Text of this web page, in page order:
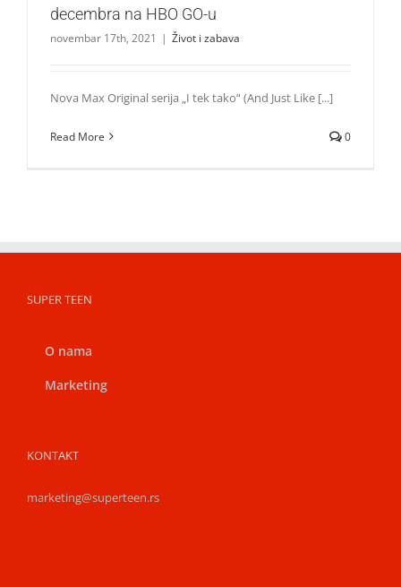
decembra na HBO GO-u
novembar 17th, 2021 | Život i zabava
Nova Max Original serija „I tek tako“ (And Just Like [...]
Read More 0
SUPER TEEN
O nama
Marketing
KONTAKT
marketing@superteen.rs